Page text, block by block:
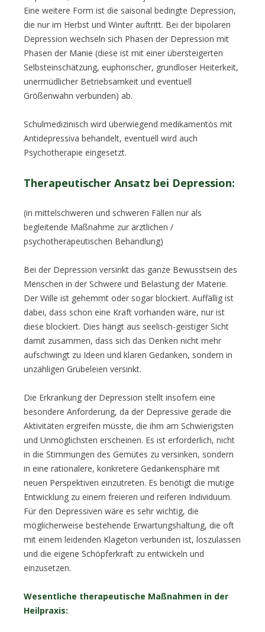
Eine weitere Form ist die saisonal bedingte Depression,
die nur im Herbst und Winter auftritt. Bei der bipolaren
Depression wechseln sich Phasen der Depression mit
Phasen der Manie (diese ist mit einer übersteigerten
Selbsteinschätzung, euphorischer, grundloser Heiterkeit,
unermüdlicher Betriebsamkeit und eventuell
Größenwahn verbunden) ab.
Schulmedizinisch wird überwiegend medikamentös mit
Antidepressiva behandelt, eventuell wird auch
Psychotherapie eingesetzt.
Therapeutischer Ansatz bei Depression:
(in mittelschweren und schweren Fällen nur als
begleitende Maßnahme zur ärztlichen /
psychotherapeutischen Behandlung)
Bei der Depression versinkt das ganze Bewusstsein des
Menschen in der Schwere und Belastung der Materie.
Der Wille ist gehemmt oder sogar blockiert. Auffällig ist
dabei, dass schon eine Kraft vorhanden wäre, nur ist
diese blockiert. Dies hängt aus seelisch-geistiger Sicht
damit zusammen, dass sich das Denken nicht mehr
aufschwingt zu Ideen und klaren Gedanken, sondern in
unzähligen Grübeleien versinkt.
Die Erkrankung der Depression stellt insofern eine
besondere Anforderung, da der Depressive gerade die
Aktivitäten ergreifen müsste, die ihm am Schwierigsten
und Unmöglichsten erscheinen. Es ist erforderlich, nicht
in die Stimmungen des Gemütes zu versinken, sondern
in eine rationalere, konkretere Gedankensphäre mit
neuen Perspektiven einzutreten. Es benötigt die mutige
Entwicklung zu einem freieren und reiferen Individuum.
Für den Depressiven wäre es sehr wichtig, die
möglicherweise bestehende Erwartungshaltung, die oft
mit einem leidenden Klageton verbunden ist, loszulassen
und die eigene Schöpferkraft zu entwickeln und
einzusetzen.
Wesentliche therapeutische Maßnahmen in der
Heilpraxis: